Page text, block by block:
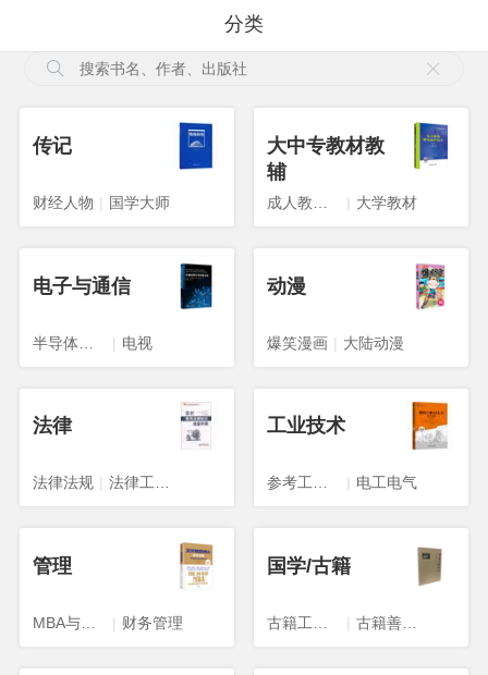
分类
传记
财经人物 | 国学大师
大中专教材教
辅
| 大学教材
电子与通信
| 电视
动漫
爆笑漫画 | 大陆动漫
法律
法律法规 | 法律工具书
工业技术
参考工具书 | 电工电气
管理
MBA与工商管理 | 财务管理
国学/古籍
古籍工具书 | 古籍善本影印本